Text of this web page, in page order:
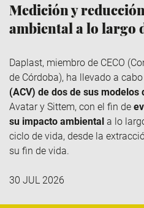
Medición y
ambiental a lo largo
Daplast, miembro de CECO
de Córdoba), ha llevado a cabo
(ACV) de dos de sus
Avatar y Sittem, con el fin de
su impacto ambiental a lo
ciclo de vida, desde la
su fin de vida.
30 JUL 2026